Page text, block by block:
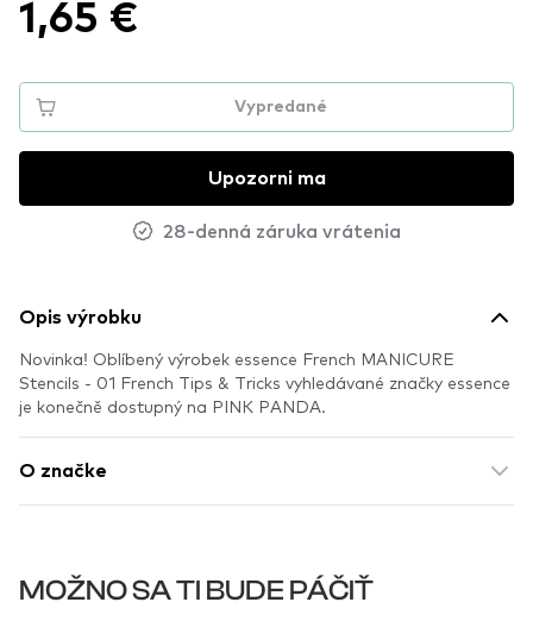
1,65 €
Vypredané
Upozorni ma
28-denná záruka vrátenia
Opis výrobku
Novinka! Oblíbený výrobek essence French MANICURE
Stencils - 01 French Tips & Tricks vyhledávané značky essence
je konečně dostupný na PINK PANDA.
O značke
MOŽNO SA TI BUDE PÁČIŤ